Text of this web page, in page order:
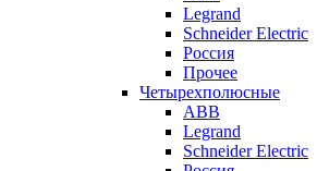
Legrand
Schneider Electric
Россия
Прочее
Четырехполюсные
ABB
Legrand
Schneider Electric